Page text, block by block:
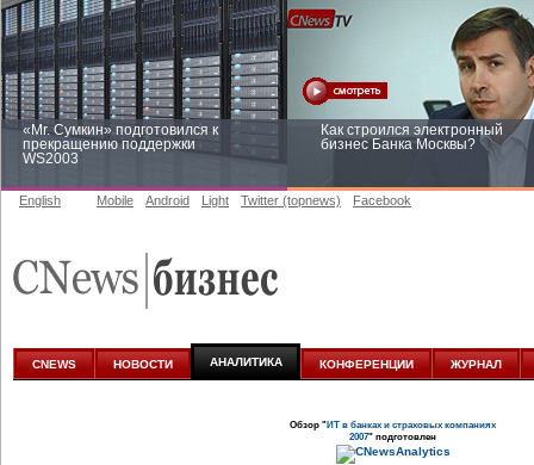
«Mr. Сумкин» подготовился к
прекращению поддержки
WS2003
Как строился электронный
бизнес Банка Москвы?
аналитике
English Mobile Android Light Twitter (topnews) Facebook
CNEWS НОВОСТИ АНАЛИТИКА КОНФЕРЕНЦИИ ЖУРНАЛ
Обзор "ИТ в банках и страховых компаниях
2007" подготовлен